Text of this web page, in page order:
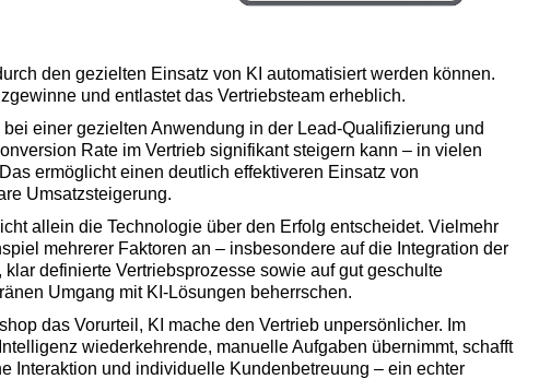
den gezielten Einsatz von KI automatisiert werden können.
und entlastet das Vertriebsteam erheblich.
einer gezielten Anwendung in der Lead-Qualifizierung und
Rate im Vertrieb signifikant steigern kann – in vielen
ermöglicht einen deutlich effektiveren Einsatz von
Umsatzsteigerung.
allein die Technologie über den Erfolg entscheidet. Vielmehr
mehrerer Faktoren an – insbesondere auf die Integration der
klar definierte Vertriebsprozesse sowie auf gut geschulte
Umgang mit KI-Lösungen beherrschen.
das Vorurteil, KI mache den Vertrieb unpersönlicher. Im
wiederkehrende, manuelle Aufgaben übernimmt, schafft
Interaktion und individuelle Kundenbetreuung – ein echter